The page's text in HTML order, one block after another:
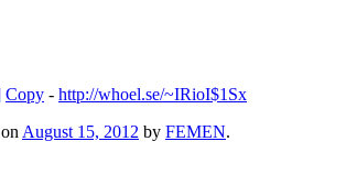
Copy - http://whoel.se/~IRioI$1Sx
on August 15, 2012 by FEMEN.